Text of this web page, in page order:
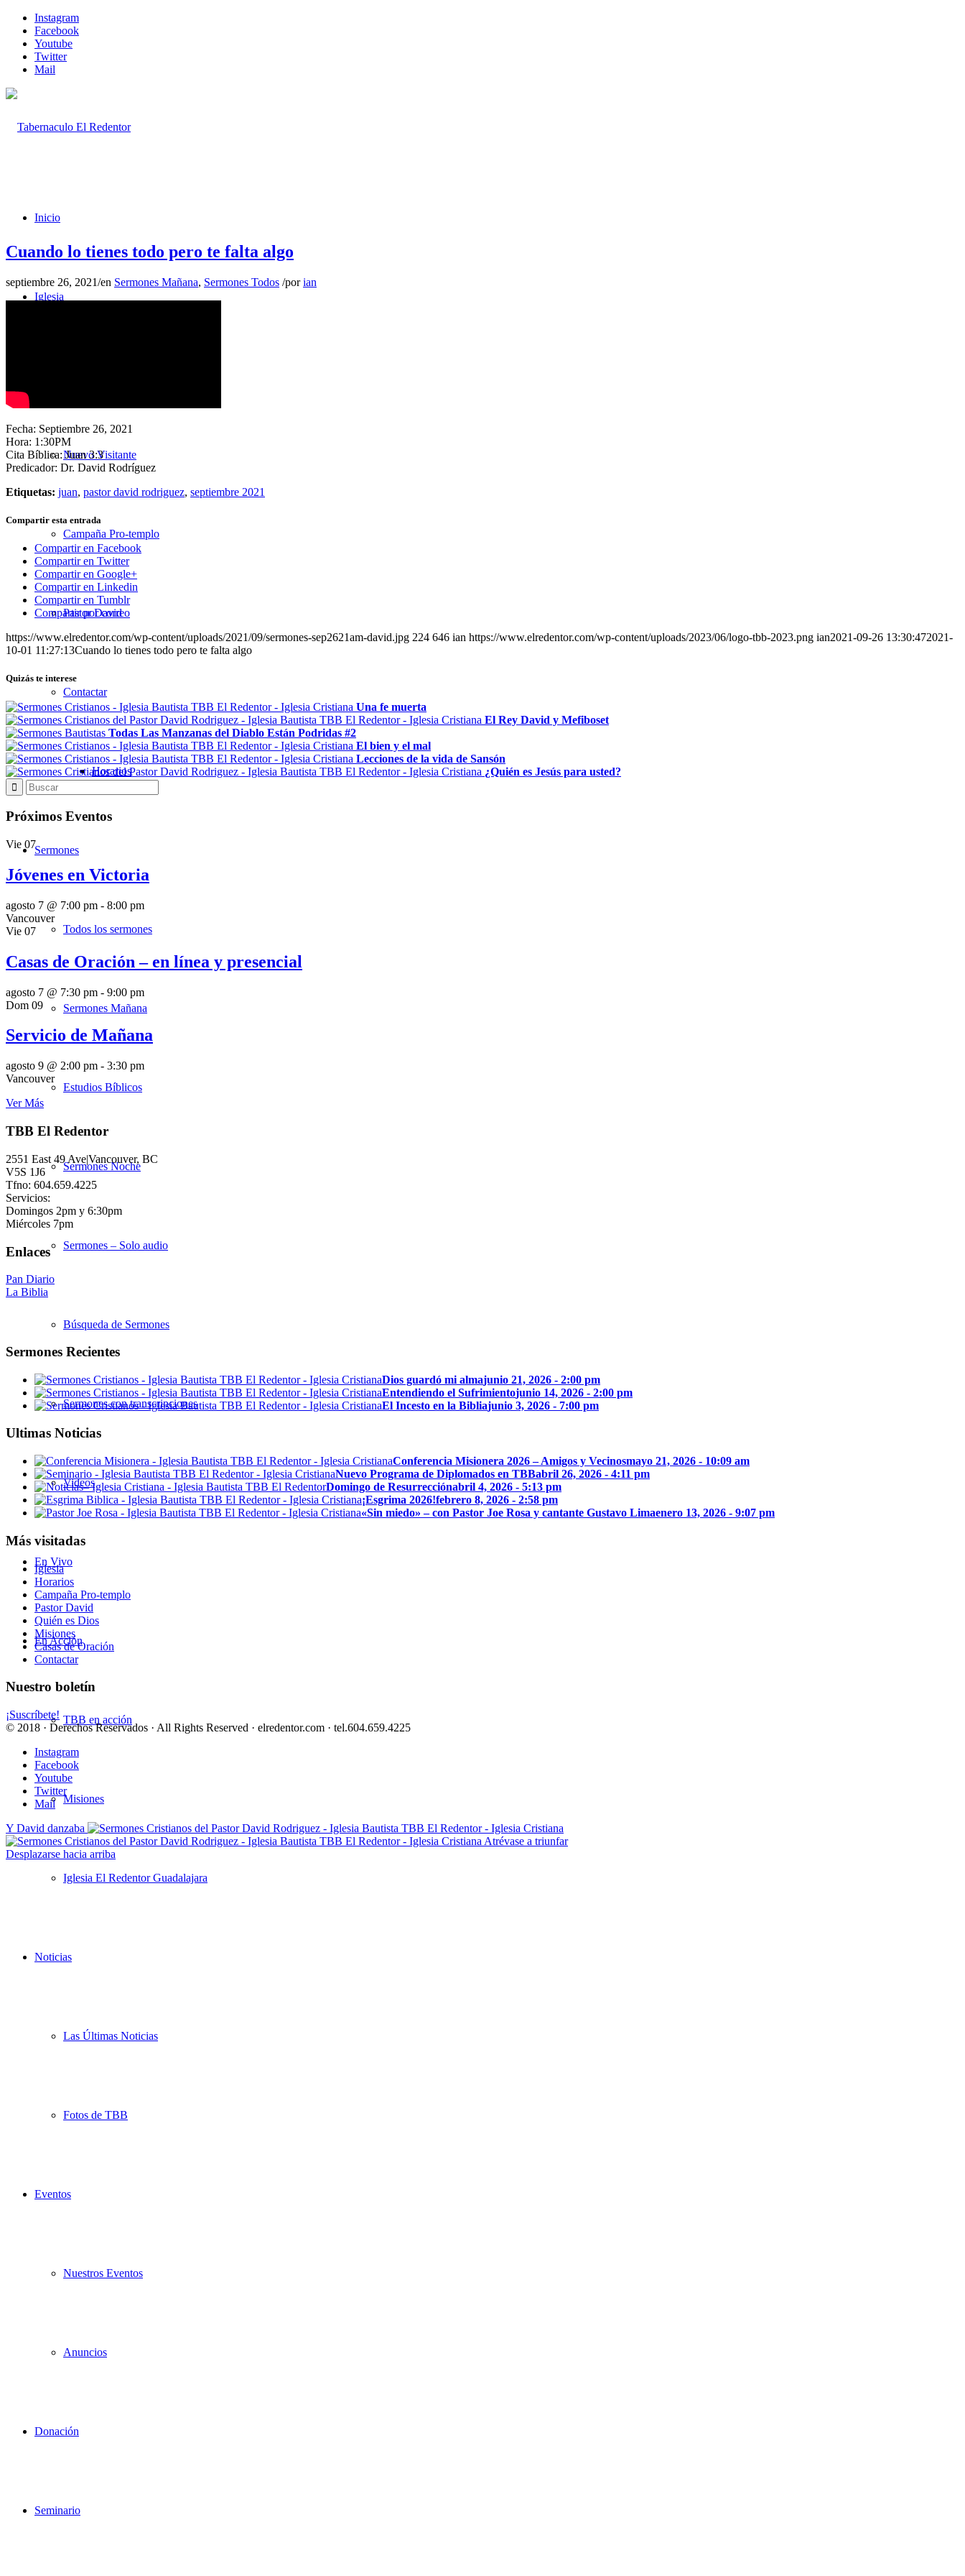
Instagram
Facebook
Youtube
Twitter
Mail
Inicio
Iglesia
Nuevo Visitante
Campaña Pro-templo
Pastor David
Contactar
Horarios
Sermones
Todos los sermones
Sermones Mañana
Estudios Bíblicos
Sermones Noche
Sermones – Solo audio
Búsqueda de Sermones
Sermones con transcripciones
Videos
En Vivo
En Acción
TBB en acción
Misiones
Iglesia El Redentor Guadalajara
Noticias
Las Últimas Noticias
Fotos de TBB
Eventos
Nuestros Eventos
Anuncios
Donación
Seminario
Cuando lo tienes todo pero te falta algo
septiembre 26, 2021/en Sermones Mañana, Sermones Todos /porian
Fecha: Septiembre 26, 2021
Hora: 1:30PM
Cita Bíblica: Juan 3:3
Predicador: Dr. David Rodríguez
Etiquetas: juan, pastor david rodriguez, septiembre 2021
Compartir esta entrada
Compartir en Facebook
Compartir en Twitter
Compartir en Google+
Compartir en Linkedin
Compartir en Tumblr
Compartir por correo
https://www.elredentor.com/wp-content/uploads/2021/09/sermones-sep2621am-david.jpg 224 646 ian https://www.elredentor.com/wp-content/uploads/2023/06/logo-tbb-2023.png ian2021-09-26 13:30:472021-
10-01 11:27:13Cuando lo tienes todo pero te falta algo
Quizás te interese
Una fe muerta
El Rey David y Mefiboset
Todas Las Manzanas del Diablo Están Podridas #2
El bien y el mal
Lecciones de la vida de Sansón
¿Quién es Jesús para usted?
Próximos Eventos
Vie 07
Jóvenes en Victoria
agosto 7 @ 7:00 pm - 8:00 pm
Vancouver
Vie 07
Casas de Oración – en línea y presencial
agosto 7 @ 7:30 pm - 9:00 pm
Dom 09
Servicio de Mañana
agosto 9 @ 2:00 pm - 3:30 pm
Vancouver
Ver Más
TBB El Redentor
2551 East 49 Ave|Vancouver, BC
V5S 1J6
Tfno: 604.659.4225
Servicios:
Domingos 2pm y 6:30pm
Miércoles 7pm
Enlaces
Pan Diario
La Biblia
Sermones Recientes
Dios guardó mi almajunio 21, 2026 - 2:00 pm
Entendiendo el Sufrimientojunio 14, 2026 - 2:00 pm
El Incesto en la Bibliajunio 3, 2026 - 7:00 pm
Ultimas Noticias
Conferencia Misionera 2026 – Amigos y Vecinosmayo 21, 2026 - 10:09 am
Nuevo Programa de Diplomados en TBBabril 26, 2026 - 4:11 pm
Domingo de Resurrecciónabril 4, 2026 - 5:13 pm
¡Esgrima 2026!febrero 8, 2026 - 2:58 pm
«Sin miedo» – con Pastor Joe Rosa y cantante Gustavo Limaenero 13, 2026 - 9:07 pm
Más visitadas
Iglesia
Horarios
Campaña Pro-templo
Pastor David
Quién es Dios
Misiones
Casas de Oración
Contactar
Nuestro boletín
¡Suscríbete!
© 2018 · Derechos Reservados · All Rights Reserved · elredentor.com · tel.604.659.4225
Instagram
Facebook
Youtube
Twitter
Mail
Y David danzaba
Atrévase a triunfar
Desplazarse hacia arriba